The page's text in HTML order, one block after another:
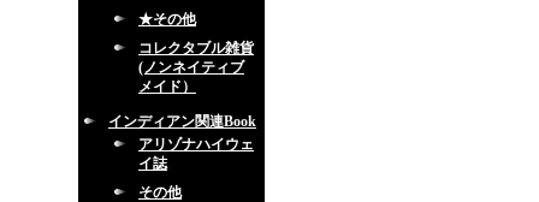
★その他
コレクタブル雑貨
(ノンネイティブ
メイド）
インディアン関連Book
アリゾナハイウェ
イ誌
その他